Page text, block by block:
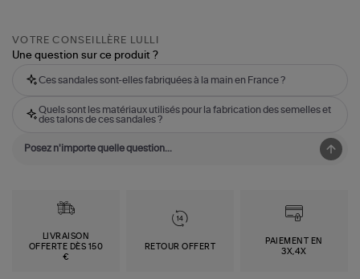
VOTRE CONSEILLÈRE LULLI
Une question sur ce produit ?
Ces sandales sont-elles fabriquées à la main en France ?
Quels sont les matériaux utilisés pour la fabrication des semelles et
des talons de ces sandales ?
LIVRAISON
OFFERTE DÈS 150
€
RETOUR OFFERT
PAIEMENT EN
3X,4X